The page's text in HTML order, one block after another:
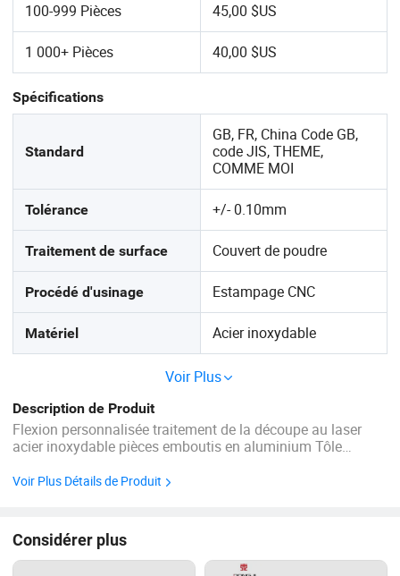
100-999 Pièces 45,00 $US
1 000+ Pièces 40,00 $US
Spécifications
Standard
GB, FR, China Code GB,
code JIS, THEME,
COMME MOI
Tolérance +/- 0.10mm
Traitement de surface Couvert de poudre
Procédé d'usinage Estampage CNC
Matériel Acier inoxydable
Voir Plus
Description de Produit
Flexion personnalisée traitement de la découpe au laser
acier inoxydable pièces emboutis en aluminium Tôle
10 ans de développement, CNCT est devenue l'un des plus
Voir Plus Détails de Produit
Considérer plus